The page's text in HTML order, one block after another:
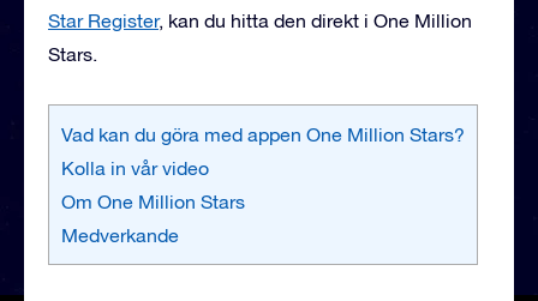
Star Register, kan du hitta den direkt i One Million
Stars.
Vad kan du göra med appen One Million Stars?
Kolla in vår video
Om One Million Stars
Medverkande